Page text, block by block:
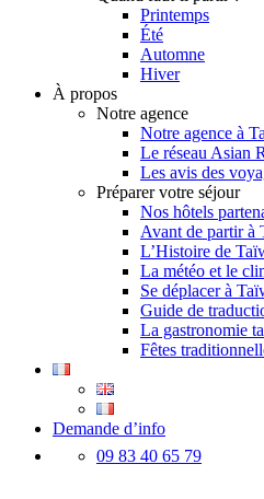
Printemps
Été
Automne
Hiver
À propos
Notre agence
Notre agence à
Le réseau Asian
Les avis des
Préparer votre séjour
Nos hôtels
Avant de partir à
L’Histoire de
La météo et le
Se déplacer à
Guide de
La gastronomie
Fêtes
Demande d’info
09 83 40 65 79